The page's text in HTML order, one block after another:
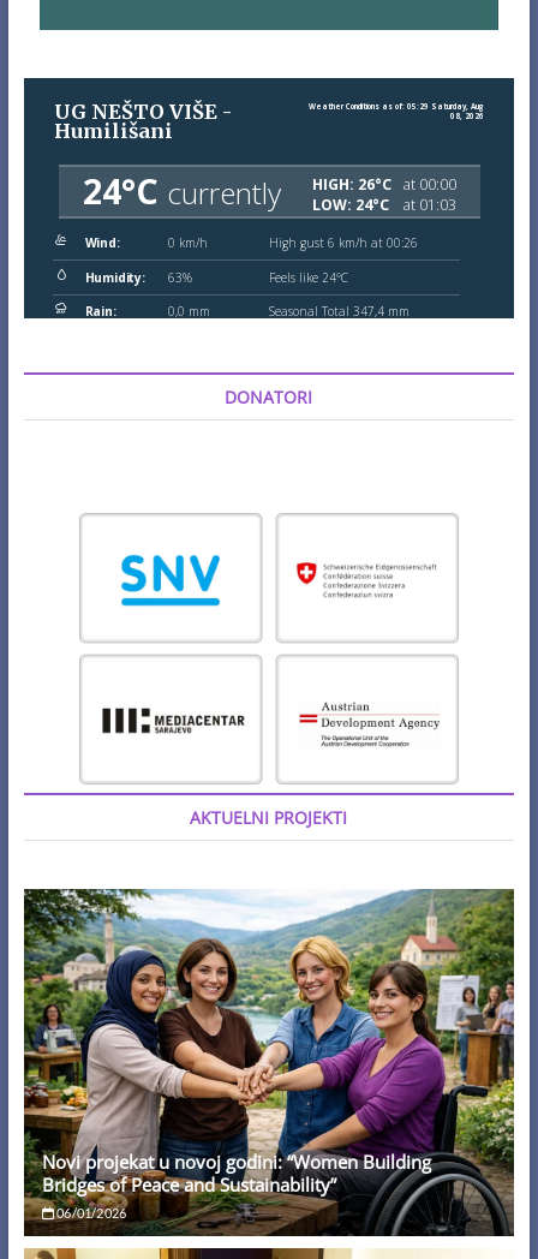
DONATORI
AKTUELNI PROJEKTI
Novi projekat u novoj godini: “Women Building
Bridges of Peace and Sustainability”
06/01/2026